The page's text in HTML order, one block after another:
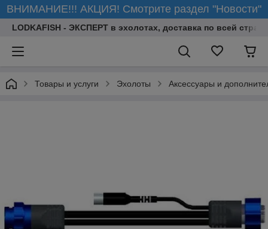
ВНИМАНИЕ!!! АКЦИЯ! Смотрите раздел "Новости"
LODKAFISH - ЭКСПЕРТ в эхолотах, доставка по всей стране
Товары и услуги Эхолоты Аксессуары и